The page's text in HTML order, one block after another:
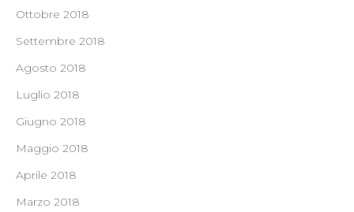
Ottobre 2018
Settembre 2018
Agosto 2018
Luglio 2018
Giugno 2018
Maggio 2018
Aprile 2018
Marzo 2018